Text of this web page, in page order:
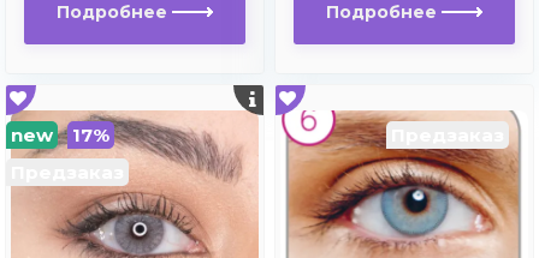
Подробнее Подробнее
new
17%